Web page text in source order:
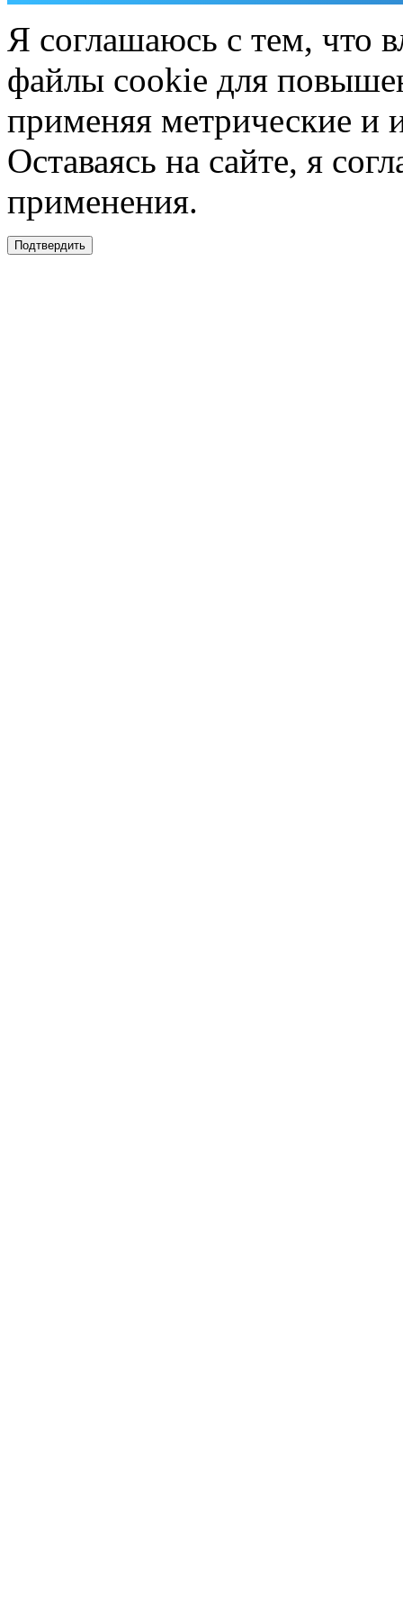
Я соглашаюсь с тем, что
файлы cookie для
применяя метрические и
Оставаясь на сайте, я
применения.
Подтвердить